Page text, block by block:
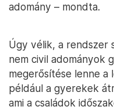
adomány – mondta.
Úgy vélik, a rendszer
nem civil adományok
megerősítése lenne a
például a gyerekek
ami a családok